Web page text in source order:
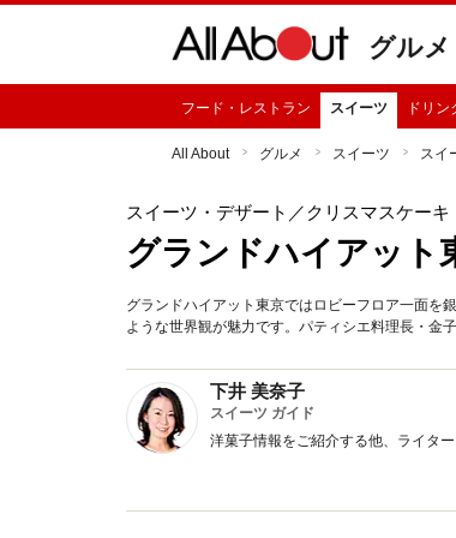
グルメ
フード・レストラン スイーツ ドリン
All About グルメ スイーツ スイ
スイーツ・デザート ／クリスマスケーキ
グランドハイアット
グランドハイアット東京ではロビーフロア一面を
ような世界観が魅力です。パティシエ料理長・金
下井 美奈子
スイーツ ガイド
洋菓子情報をご紹介する他、ライタ